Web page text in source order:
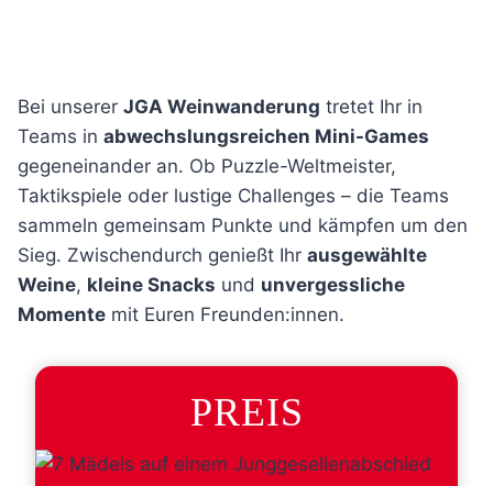
Bei unserer JGA Weinwanderung tretet Ihr in
Teams in abwechslungsreichen Mini-Games
gegeneinander an. Ob Puzzle-Weltmeister,
Taktikspiele oder lustige Challenges – die Teams
sammeln gemeinsam Punkte und kämpfen um den
Sieg. Zwischendurch genießt Ihr ausgewählte
Weine, kleine Snacks und unvergessliche
Momente mit Euren Freunden:innen.
PREIS